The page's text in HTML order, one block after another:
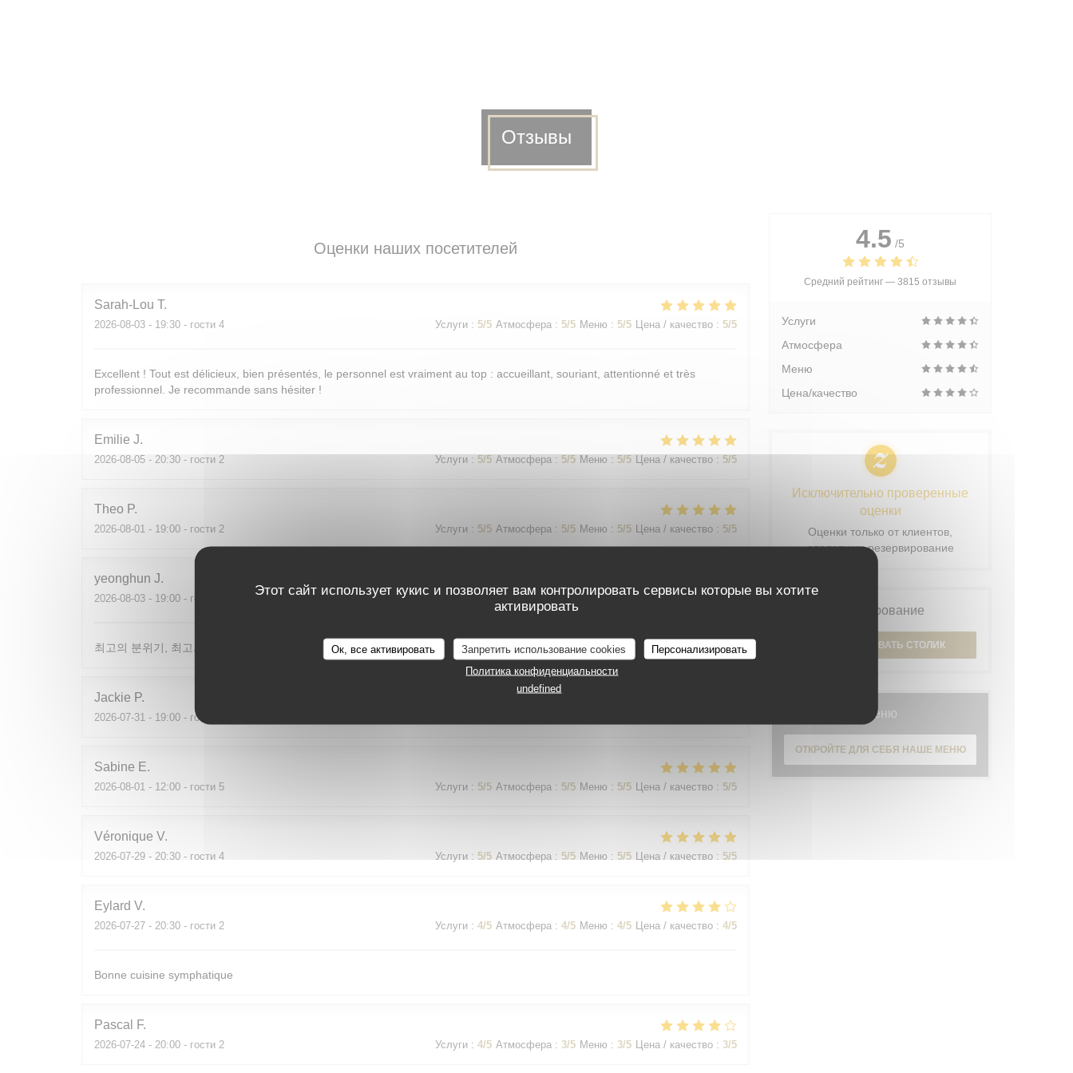
Этот сайт использует кукис и позволяет вам контролировать сервисы которые вы хотите
активировать
Ок, все активировать Запретить использование cookies
Персонализировать
Политика конфиденциальности
undefined
Отзывы
Оценки наших посетителей
Sarah-Lou T
2026-08-03 - 19:30 - гости 4 Услуги : 5/5 Атмосфера : 5/5 Меню : 5/5 Цена / качество : 5/5
Excellent ! Tout est délicieux, bien présentés, le personnel est vraiment au top : accueillant, souriant, attentionné et très
professionnel. Je recommande sans hésiter !
Emilie J
2026-08-05 - 20:30 - гости 2 Услуги : 5/5 Атмосфера : 5/5 Меню : 5/5 Цена / качество : 5/5
Theo P
2026-08-01 - 19:00 - гости 2 Услуги : 5/5 Атмосфера : 5/5 Меню : 5/5 Цена / качество : 5/5
yeonghun J
2026-08-03 - 19:00 - гости 4 Услуги: 5 /5 Атмосфера: 5 /5 Меню: 5/5 Цена / качество : 5/5
최고의 분위기, 최고의 맛, 프랑스어가 서툴지만 서버가 친절함
Jackie P
2026-07-31 - 19:00 - гости 2
Sabine E
2026-08-01 - 12:00 - гости 5 Услуги : 5/5 Атмосфера : 5/5 Меню : 5/5 Цена / качество : 5/5
Véronique V
2026-07-29 - 20:30 - гости 4 Услуги : 5/5 Атмосфера : 5/5 Меню : 5/5 Цена / качество : 5/5
Eylard V
2026-07-27 - 20:30 - гости 2 Услуги : 4/5 Атмосфера : 4/5 Меню : 4/5 Цена / качество : 4/5
Bonne cuisine symphatique
Pascal F
2026-07-24 - 20:00 - гости 2 Услуги : 4/5 Атмосфера : 3/5 Меню : 3/5 Цена / качество : 3/5
4.5 /5
Средний рейтинг — 3815 отзывы
Услуги
Атмосфера
Меню
Цена/качество
Исключительно проверенные
оценки
Оценки только от клиентов,
сделавших резервирование
Бронирование
ЗАБРОНИРОВАТЬ СТОЛИК
Меню
ОТКРОЙТЕ ДЛЯ СЕБЯ НАШЕ МЕНЮ